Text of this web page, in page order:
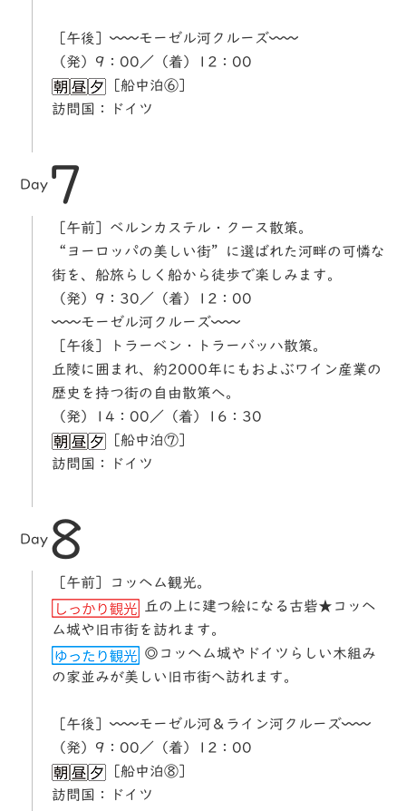
［午後］〰〰モーゼル河クルーズ〰〰
（発）9：00／（着）12：00
［船中泊⑥］
訪問国：ドイツ
Day 7
［午前］ベルンカステル・クース散策。
“ヨーロッパの美しい街”に選ばれた河畔の可憐な
街を、船旅らしく船から徒歩で楽しみます。
（発）9：30／（着）12：00
〰〰モーゼル河クルーズ〰〰
［午後］トラーベン・トラーバッハ散策。
丘陵に囲まれ、約2000年にもおよぶワイン産業の
歴史を持つ街の自由散策へ。
（発）14：00／（着）16：30
［船中泊⑦］
訪問国：ドイツ
Day 8
［午前］コッヘム観光。
丘の上に建つ絵になる古砦★コッヘ
ム城や旧市街を訪れます。
◎コッヘム城やドイツらしい木組み
の家並みが美しい旧市街へ訪れます。
［午後］〰〰モーゼル河＆ライン河クルーズ〰〰
（発）9：00／（着）12：00
［船中泊⑧］
訪問国：ドイツ